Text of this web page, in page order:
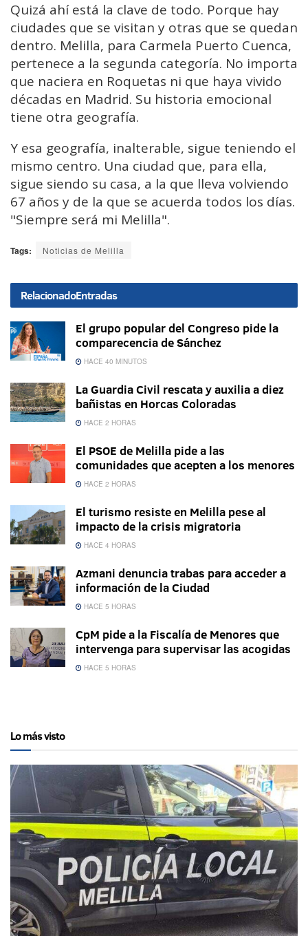
Quizá ahí está la clave de todo. Porque hay
ciudades que se visitan y otras que se quedan
dentro. Melilla, para Carmela Puerto Cuenca,
pertenece a la segunda categoría. No importa
que naciera en Roquetas ni que haya vivido
décadas en Madrid. Su historia emocional
tiene otra geografía.
Y esa geografía, inalterable, sigue teniendo el
mismo centro. Una ciudad que, para ella,
sigue siendo su casa, a la que lleva volviendo
67 años y de la que se acuerda todos los días.
"Siempre será mi Melilla".
Tags: Noticias de Melilla
RelacionadoEntradas
El grupo popular del Congreso pide la
comparecencia de Sánchez
HACE 40 MINUTOS
La Guardia Civil rescata y auxilia a diez
bañistas en Horcas Coloradas
HACE 2 HORAS
El PSOE de Melilla pide a las
comunidades que acepten a los menores
HACE 2 HORAS
El turismo resiste en Melilla pese al
impacto de la crisis migratoria
HACE 4 HORAS
Azmani denuncia trabas para acceder a
información de la Ciudad
HACE 5 HORAS
CpM pide a la Fiscalía de Menores que
intervenga para supervisar las acogidas
HACE 5 HORAS
Lo más visto